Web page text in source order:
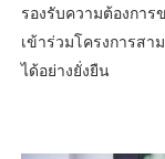
รองรับความต้องการ
เข้าร่วมโครงการส
ได้อย่างยั่งยืน